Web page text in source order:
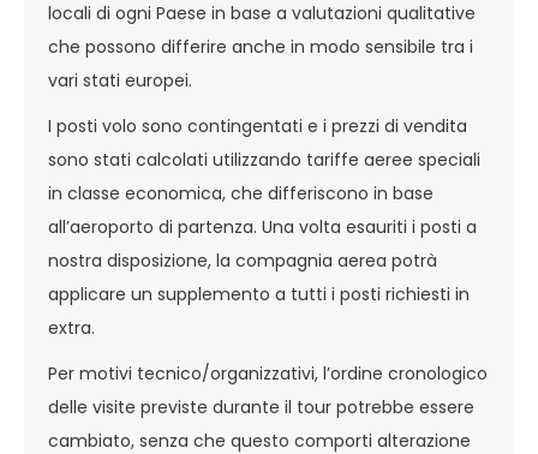
locali di ogni Paese in base a valutazioni qualitative
che possono differire anche in modo sensibile tra i
vari stati europei.
I posti volo sono contingentati e i prezzi di vendita
sono stati calcolati utilizzando tariffe aeree speciali
in classe economica, che differiscono in base
all’aeroporto di partenza. Una volta esauriti i posti a
nostra disposizione, la compagnia aerea potrà
applicare un supplemento a tutti i posti richiesti in
extra.
Per motivi tecnico/organizzativi, l’ordine cronologico
delle visite previste durante il tour potrebbe essere
cambiato, senza che questo comporti alterazione